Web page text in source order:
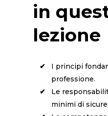
in
lezione
I principi
professione.
Le
minimi di